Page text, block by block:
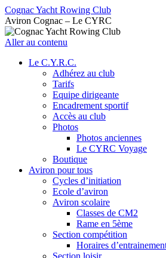
Cognac Yacht Rowing Club
Aviron Cognac – Le CYRC
Aller au contenu
Le C.Y.R.C.
Adhérez au club
Tarifs
Equipe dirigeante
Encadrement sportif
Accès au club
Photos
Photos anciennes
Le CYRC Voyage
Boutique
Aviron pour tous
Cycles d’initiation
Ecole d’aviron
Aviron scolaire
Classes de CM2
Rame en 5ème
Section compétition
Horaires
Section loisir